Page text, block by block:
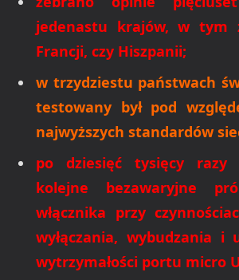
jedenastu krajów, w tym
Francji, czy Hiszpanii;
w trzydziestu państwach
testowany był pod
najwyższych standardów
po dziesięć tysięcy razy
kolejne bezawaryjne
włącznika przy
wyłączania, wybudzania i
wytrzymałości portu micro